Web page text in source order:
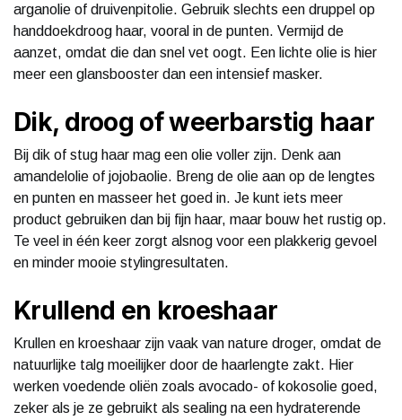
arganolie of druivenpitolie. Gebruik slechts een druppel op
handdoekdroog haar, vooral in de punten. Vermijd de
aanzet, omdat die dan snel vet oogt. Een lichte olie is hier
meer een glansbooster dan een intensief masker.
Dik, droog of weerbarstig haar
Bij dik of stug haar mag een olie voller zijn. Denk aan
amandelolie of jojobaolie. Breng de olie aan op de lengtes
en punten en masseer het goed in. Je kunt iets meer
product gebruiken dan bij fijn haar, maar bouw het rustig op.
Te veel in één keer zorgt alsnog voor een plakkerig gevoel
en minder mooie stylingresultaten.
Krullend en kroeshaar
Krullen en kroeshaar zijn vaak van nature droger, omdat de
natuurlijke talg moeilijker door de haarlengte zakt. Hier
werken voedende oliën zoals avocado- of kokosolie goed,
zeker als je ze gebruikt als sealing na een hydraterende